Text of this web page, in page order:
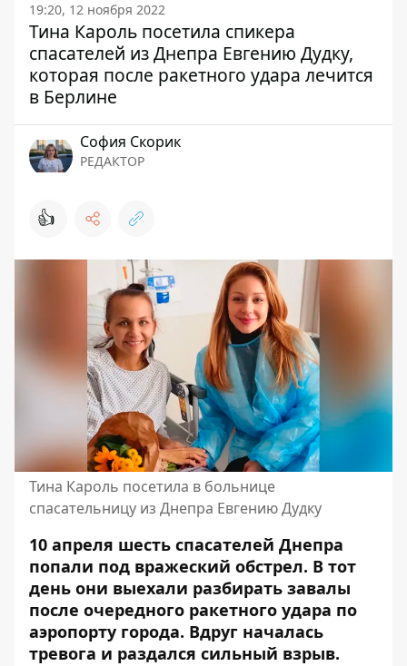
19:20, 12 ноября 2022
Тина Кароль посетила спикера
спасателей из Днепра Евгению Дудку,
которая после ракетного удара лечится
в Берлине
София Скорик
РЕДАКТОР
👍
Тина Кароль посетила в больнице
спасательницу из Днепра Евгению Дудку
10 апреля шесть спасателей Днепра
попали под вражеский обстрел. В тот
день они выехали разбирать завалы
после очередного ракетного удара по
аэропорту города. Вдруг началась
тревога и раздался сильный взрыв.